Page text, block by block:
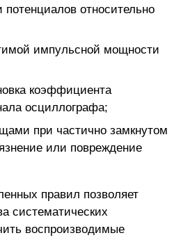
относительно
импульсной мощности
коэффициента
осциллографа;
при частично замкнутом
или повреждение
правил позволяет
систематических
воспроизводимые